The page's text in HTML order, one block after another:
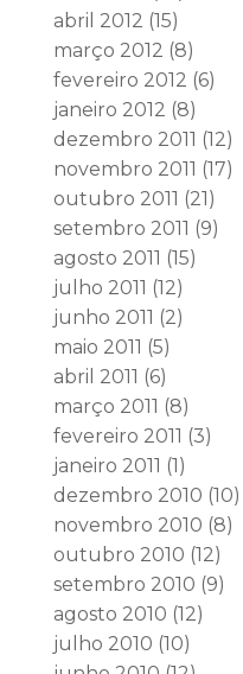
abril 2012 (15)
março 2012 (8)
fevereiro 2012 (6)
janeiro 2012 (8)
dezembro 2011 (12)
novembro 2011 (17)
outubro 2011 (21)
setembro 2011 (9)
agosto 2011 (15)
julho 2011 (12)
junho 2011 (2)
maio 2011 (5)
abril 2011 (6)
março 2011 (8)
fevereiro 2011 (3)
janeiro 2011 (1)
dezembro 2010 (10)
novembro 2010 (8)
outubro 2010 (12)
setembro 2010 (9)
agosto 2010 (12)
julho 2010 (10)